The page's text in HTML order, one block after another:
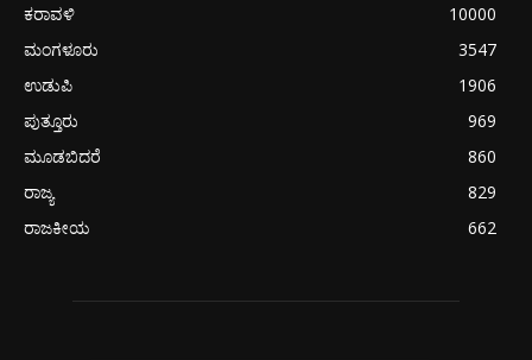
ಕರಾವಳಿ
10000
ಮಂಗಳೂರು
3547
ಉಡುಪಿ
1906
ಪುತ್ತೂರು
969
ಮೂಡಬಿದರೆ
860
ರಾಜ್ಯ
829
ರಾಜಕೀಯ
662